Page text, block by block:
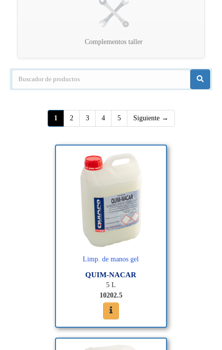
Complementos taller
1 (página actual)
2(página actual)
3(página actual)
4(página actual)
5(página actual)
Siguiente →
Limp. de manos gel
QUIM-NACAR
5 L
10202.5